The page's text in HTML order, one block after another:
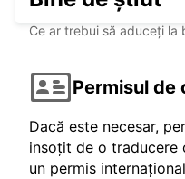
Ce ar trebui să aduceți la
Permisul de
Dacă este necesar,
insoțit de o traducere
un permis